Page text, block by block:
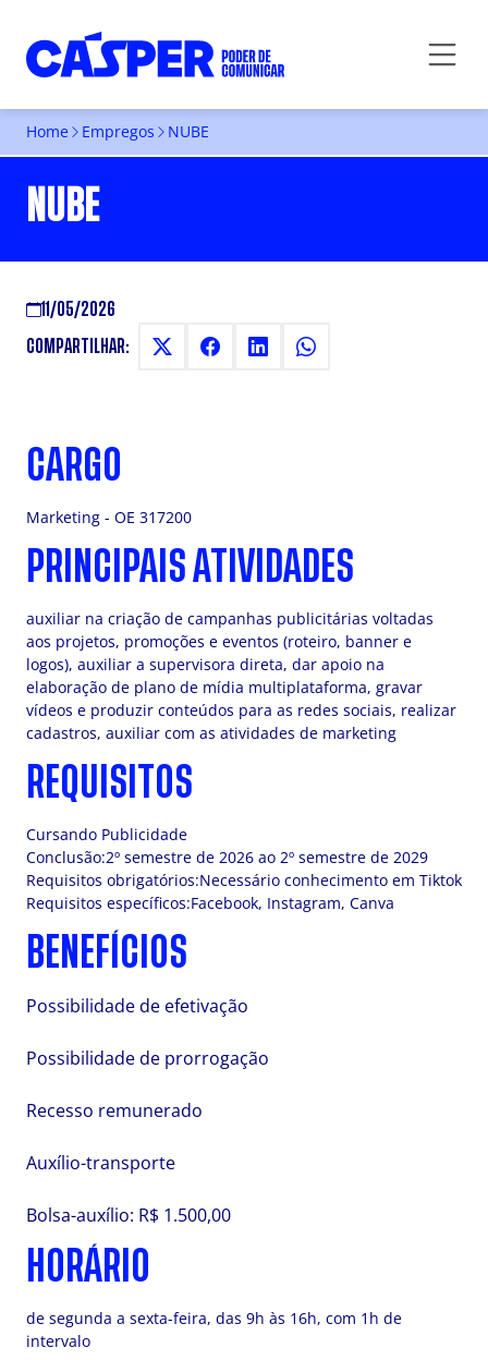
Home Empregos NUBE
NUBE
11/05/2026
COMPARTILHAR:
CARGO
Marketing - OE 317200
PRINCIPAIS ATIVIDADES
auxiliar na criação de campanhas publicitárias voltadas
aos projetos, promoções e eventos (roteiro, banner e
logos), auxiliar a supervisora direta, dar apoio na
elaboração de plano de mídia multiplataforma, gravar
vídeos e produzir conteúdos para as redes sociais, realizar
cadastros, auxiliar com as atividades de marketing
REQUISITOS
Cursando Publicidade
Conclusão:2º semestre de 2026 ao 2º semestre de 2029
Requisitos obrigatórios:Necessário conhecimento em Tiktok
Requisitos específicos:Facebook, Instagram, Canva
BENEFÍCIOS
Possibilidade de efetivação
Possibilidade de prorrogação
Recesso remunerado
Auxílio-transporte
Bolsa-auxílio: R$ 1.500,00
HORÁRIO
de segunda a sexta-feira, das 9h às 16h, com 1h de
intervalo